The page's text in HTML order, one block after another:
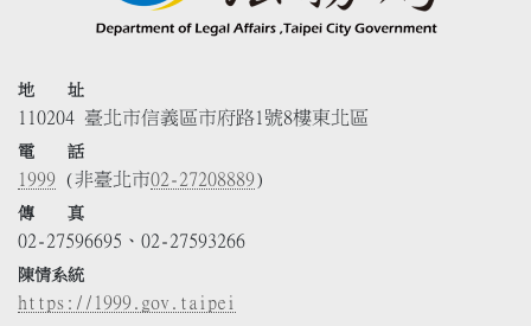
地 址
110204 臺北市信義區市府路1號8樓東北區
電 話
1999 (非臺北市02-27208889)
傳 真
02-27596695、02-27593266
陳情系統
https://1999.gov.taipei